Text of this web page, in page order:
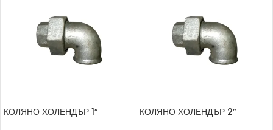
КОЛЯНО ХОЛЕНДЪР 1” КОЛЯНО ХОЛЕНДЪР 2”